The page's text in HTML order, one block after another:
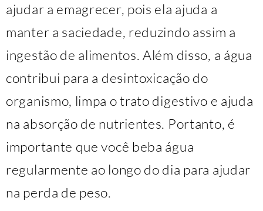
ajudar a emagrecer, pois ela ajuda a
manter a saciedade, reduzindo assim a
ingestão de alimentos. Além disso, a água
contribui para a desintoxicação do
organismo, limpa o trato digestivo e ajuda
na absorção de nutrientes. Portanto, é
importante que você beba água
regularmente ao longo do dia para ajudar
na perda de peso.